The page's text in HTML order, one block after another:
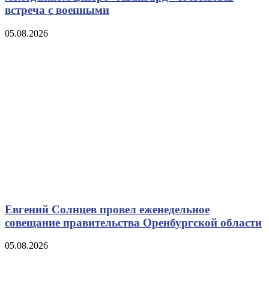
встреча с военными
05.08.2026
Евгений Солнцев провел еженедельное
совещание правительства Оренбургской области
05.08.2026